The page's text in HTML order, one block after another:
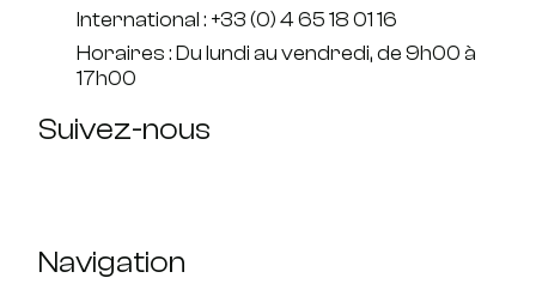
International : +33 (0) 4 65 18 01 16
Horaires : Du lundi au vendredi, de 9h00 à
17h00
Suivez-nous
Navigation